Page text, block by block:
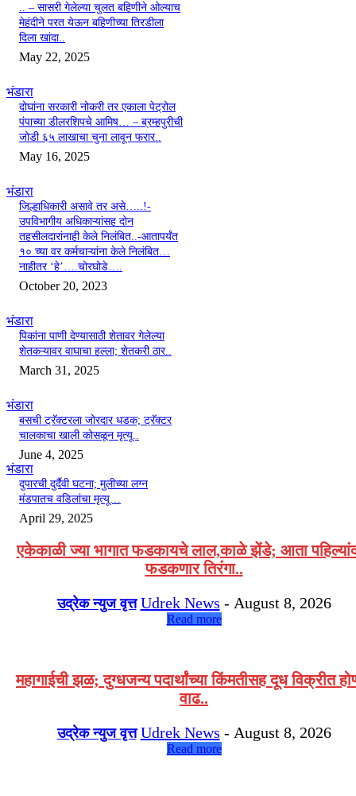
.. – सासरी गेलेल्या चुलत बहिणीने ओल्याच
मेहंदीने परत येऊन बहिणीच्या तिरडीला
दिला खांदा..
May 22, 2025
भंडारा
दोघांना सरकारी नोकरी तर एकाला पेट्रोल
पंपाच्या डीलरशिपचे आमिष… – ब्रम्हपुरीची
जोडी ६५ लाखाचा चुना लावून फरार..
May 16, 2025
भंडारा
जिल्हाधिकारी असावे तर असे…..!-
उपविभागीय अधिकाऱ्यांसह दोन
तहसीलदारांनाही केले निलंबित..-आतापर्यंत
१० च्या वर कर्मचाऱ्यांना केले निलंबित…
नाहीतर ‘हे’….चोरघोडे….
October 20, 2023
भंडारा
पिकांना पाणी देण्यासाठी शेतावर गेलेल्या
शेतकऱ्यावर वाघाचा हल्ला; शेतकरी ठार..
March 31, 2025
भंडारा
बसची ट्रॅक्टरला जोरदार धडक; ट्रॅक्टर
चालकाचा खाली कोसळून मृत्यू..
June 4, 2025
भंडारा
दुपारची दुर्दैवी घटना; मुलीच्या लग्न
मंडपातच वडिलांचा मृत्यू…
April 29, 2025
एकेकाळी ज्या भागात फडकायचे लाल,काळे झेंडे; आता
फडकणार तिरंगा..
उद्रेक न्युज वृत्त Udrek News - August 8, 2026
Read more
महागाईची झळ; दुग्धजन्य पदार्थांच्या किंमतीसह दूध विक्रीत
वाढ..
उद्रेक न्युज वृत्त Udrek News - August 8, 2026
Read more